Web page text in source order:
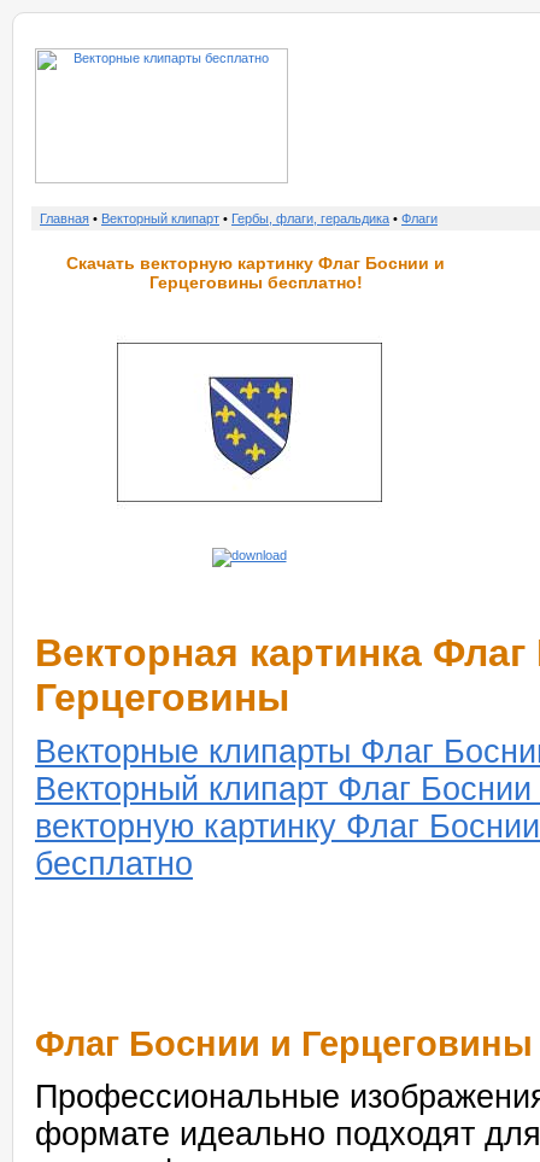
Главная • Векторный клипарт • Гербы, флаги, геральдика • Флаги
Скачать векторную картинку Флаг Боснии и
Герцеговины бесплатно!
Векторная картинка
Герцеговины
Векторные клипарты Флаг
Векторный клипарт Флаг
векторную картинку Флаг
бесплатно
Флаг Боснии и
Профессиональные
формате идеально подходят